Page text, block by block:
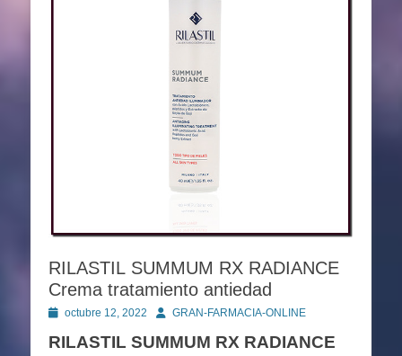
RILASTIL SUMMUM RX RADIANCE
Crema tratamiento antiedad
Publicado
octubre 12, 2022 AutorGRAN-FARMACIA-ONLINE
RILASTIL SUMMUM RX RADIANCE